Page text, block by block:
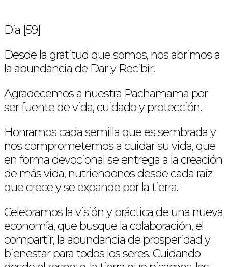
Día [59]
Desde la gratitud que somos, nos abrimos a
la abundancia de Dar y Recibir.
Agradecemos a nuestra Pachamama por
ser fuente de vida, cuidado y protección.
Honramos cada semilla que es sembrada y
nos comprometemos a cuidar su vida, que
en forma devocional se entrega a la creación
de más vida, nutriendonos desde cada raíz
que crece y se expande por la tierra.
Celebramos la visión y práctica de una nueva
economía, que busque la colaboración, el
compartir, la abundancia de prosperidad y
bienestar para todos los seres. Cuidando